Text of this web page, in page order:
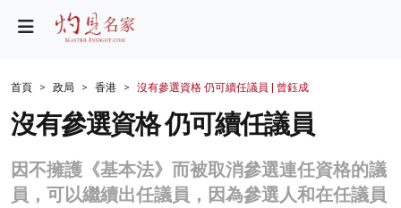
財經
生活
商業
首頁 政局 香港 沒有參選資格 仍可續任議員 | 曾鈺成
沒有參選資格 仍可續任議員
因不擁護《基本法》而被取消參選連任資格的議
員，可以繼續出任議員，因為參選人和在任議員